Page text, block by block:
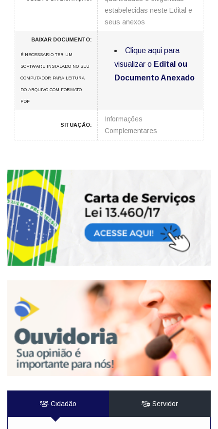
estabelecidas neste Edital e
seus anexos
BAIXAR DOCUMENTO:
É NECESSARIO TER UM
SOFTWARE INSTALADO NO SEU
COMPUTADOR PARA LEITURA
DO ARQUIVO COM FORMATO
PDF
Clique aqui para
visualizar o Edital ou
Documento Anexado
SITUAÇÃO:
Informações
Complementares
Cidadão Servidor